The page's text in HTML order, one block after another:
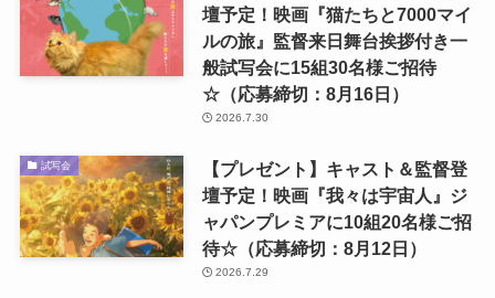
壇予定！映画『猫たちと7000マイ
ルの旅』監督来日舞台挨拶付き一
般試写会に15組30名様ご招待
☆（応募締切：8月16日）
2026.7.30
試写会
【プレゼント】キャスト＆監督登
壇予定！映画『我々は宇宙人』ジ
ャパンプレミアに10組20名様ご招
待☆（応募締切：8月12日）
2026.7.29